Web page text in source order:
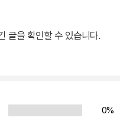
게 편지 한 통이 왔어요. 누
! 할머니가 쓰실 흔들의자를
연 우리 친구 릴루릴루는 흔
구 17종과 다양한 소품 - 접
하고, 창의력이 쑥쑥 자라납
글을 확인할 수 있습니다.
0%